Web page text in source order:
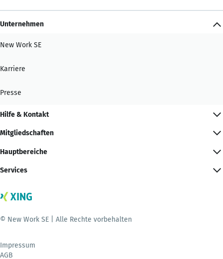
Unternehmen
New Work SE
Karriere
Presse
Hilfe & Kontakt
Mitgliedschaften
Hauptbereiche
Services
© New Work SE | Alle Rechte vorbehalten
Impressum
AGB